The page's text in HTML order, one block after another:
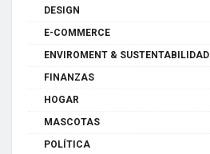
DESIGN
E-COMMERCE
ENVIROMENT & SUSTENTABILIDAD
FINANZAS
HOGAR
MASCOTAS
POLÍTICA